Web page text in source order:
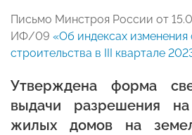
Письмо Минстроя России от
ИФ/09 «Об индексах
строительства в III квартале
Утверждена форма
выдачи разрешения на
жилых домов на